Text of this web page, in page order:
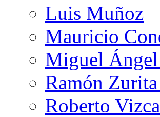
Luis Muñoz
Mauricio
Miguel
Ramón
Roberto